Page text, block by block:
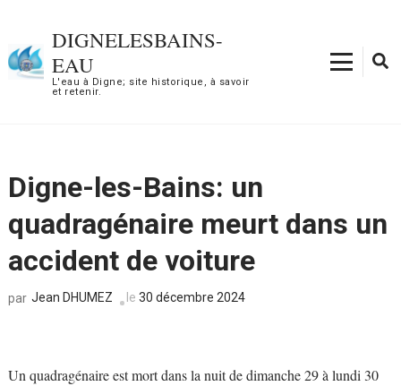
contenu
(Pressez
DIGNELESBAINS-
EAU
L'eau à Digne; site historique, à savoir
et retenir.
Digne-les-Bains: un
quadragénaire meurt dans un
accident de voiture
par Jean DHUMEZ le 30 décembre 2024
Un quadragénaire est mort dans la nuit de dimanche 29 à lundi 30